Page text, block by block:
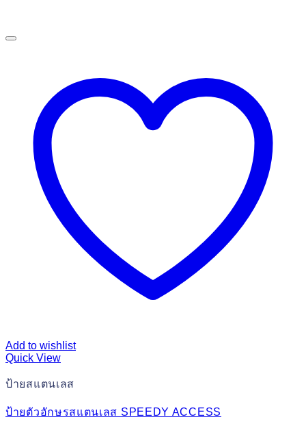
Add to wishlist
Quick View
ป้ายสแตนเลส
ป้ายตัวอักษรสแตนเลส SPEEDY ACCESS